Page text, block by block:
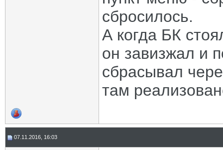
сбросилось.
А когда БК
он завизжал и
сбрасывал
там
07.11.2016, 16:03